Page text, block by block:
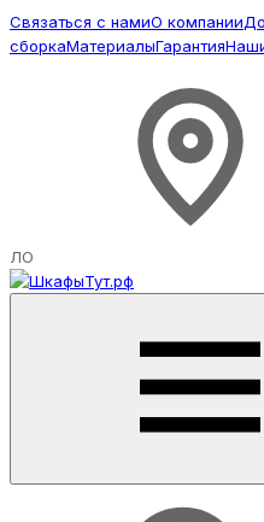
Связаться с намиО компании
сборкаМатериалыГарантия
ЛО